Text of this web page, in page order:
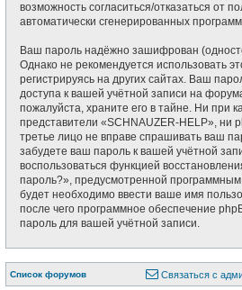
возможность согласиться/отказаться от
автоматически сгенерированных
Ваш пароль надёжно зашифрован
Однако не рекомендуется использовать
регистрируясь на других сайтах. Ваш
доступа к вашей учётной записи на
пожалуйста, храните его в тайне. Ни при
представители «SCHNAUZER-HELP», ни
третье лицо не вправе спрашивать ваш
забудете ваш пароль к вашей учётной
воспользоваться функцией
пароль?», предусмотренной
будет необходимо ввести ваше имя
после чего программное обеспечение
пароль для вашей учётной записи.
Список форумов Связаться с